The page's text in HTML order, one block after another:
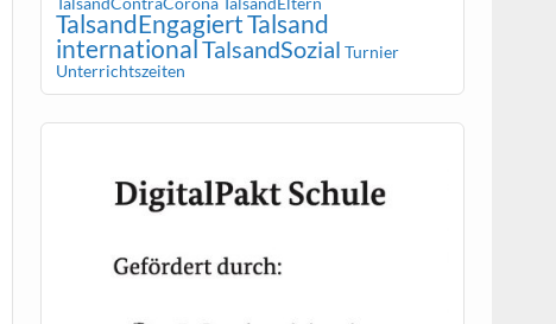
TalsandEngagiertTalsand
internationalTalsandSozial Turnier
Unterrichtszeiten